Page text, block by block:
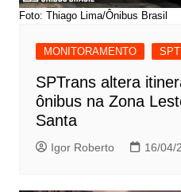
Foto: Thiago Lima/Ônibus Brasil
MONITORAMENTO
SPTrans altera
ônibus na Zona
Santa
Igor Roberto 16/04/